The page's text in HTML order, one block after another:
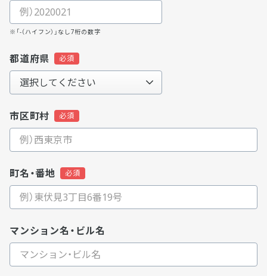
※「-（ハイフン）」なし7桁の数字
都道府県
市区町村
町名・番地
マンション名・ビル名